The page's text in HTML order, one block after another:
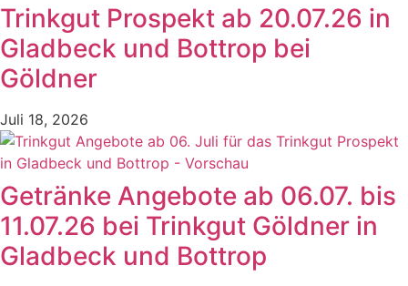
Trinkgut Prospekt ab 20.07.26 in
Gladbeck und Bottrop bei
Göldner
Juli 18, 2026
Getränke Angebote ab 06.07. bis
11.07.26 bei Trinkgut Göldner in
Gladbeck und Bottrop